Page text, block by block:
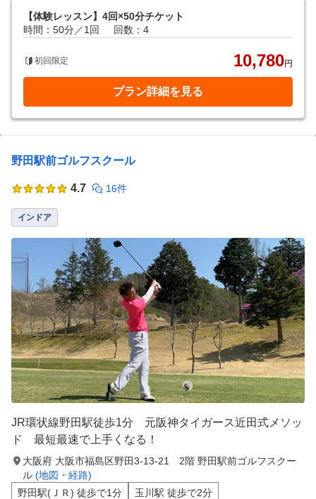
【体験レッスン】4回×50分チケット
時間：50分／1回
回数：4
初回限定 10,780円
プラン詳細を見る
野田駅前ゴルフスクール
4.7 16件
インドア
JR環状線野田駅徒歩1分 元阪神タイガース近田式メソッ
ド 最短最速で上手くなる！
大阪府 大阪市福島区野田3-13-21 2階 野田駅前ゴルフスクー
ル (地図・経路)
野田駅(ＪＲ) 徒歩で1分
玉川駅 徒歩で2分